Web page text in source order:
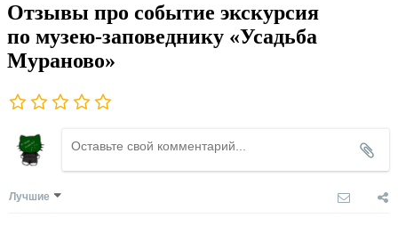
Отзывы про событие экскурсия
по музею-заповеднику «Усадьба
Мураново»
Лучшие